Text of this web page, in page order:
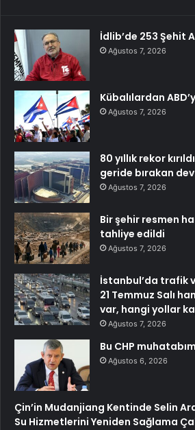
İdlib’de 253 Şehit
Ağustos 7, 2026
Kübalılardan
Ağustos 7, 2026
80 yıllık rekor
geride bırakan
Ağustos 7, 2026
Bir şehir resmen
tahliye edildi
Ağustos 7, 2026
İstanbul’da trafik
21 Temmuz Salı
var, hangi yollar
Ağustos 7, 2026
Bu CHP
Ağustos 6, 2026
Çin’in Mudanjiang Kentinde Selin
Su Hizmetlerini Yeniden Sağlama